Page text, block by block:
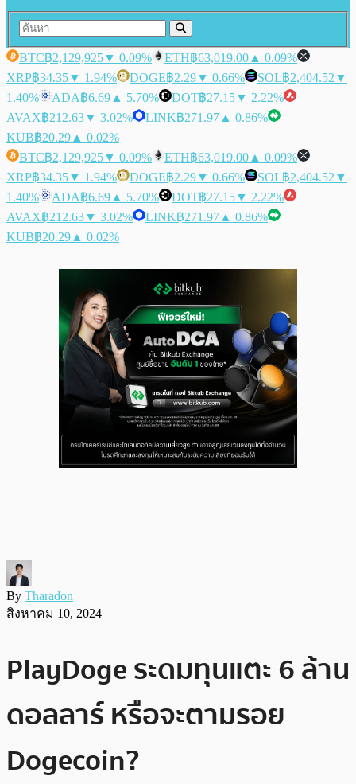
BTC฿2,129,925▼ 0.09% ETH฿63,019.00 ▲ 0.09%
XRP฿34.35▼ 1.94% DOGE฿2.29▼ 0.66% SOL฿2,404.52 ▼
1.40%
ADA฿6.69 ▲ 5.70% DOT฿27.15▼ 2.22%
AVAX฿212.63▼ 3.02% LINK฿271.97 ▲ 0.86%
KUB฿20.29 ▲ 0.02%
BTC฿2,129,925▼ 0.09% ETH฿63,019.00 ▲ 0.09%
XRP฿34.35▼ 1.94% DOGE฿2.29▼ 0.66% SOL฿2,404.52 ▼
1.40%
ADA฿6.69 ▲ 5.70% DOT฿27.15▼ 2.22%
AVAX฿212.63▼ 3.02% LINK฿271.97 ▲ 0.86%
KUB฿20.29 ▲ 0.02%
By Tharadon
สิงหาคม 10, 2024
PlayDoge ระดมทุนแตะ 6 ล้าน
ดอลลาร์ หรือจะตามรอย
Dogecoin?